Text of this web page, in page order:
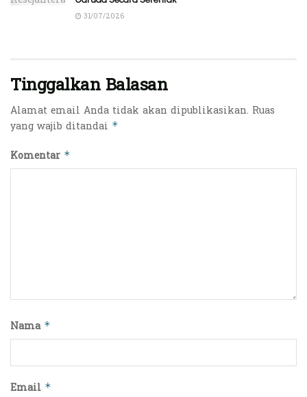
31/07/2026
Tinggalkan Balasan
Alamat email Anda tidak akan dipublikasikan. Ruas
yang wajib ditandai *
Komentar *
Nama *
Email *